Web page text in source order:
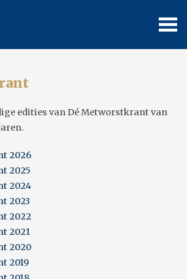
edities van Dé Metworstkrant van
2026
2025
2024
2023
2022
2021
2020
2019